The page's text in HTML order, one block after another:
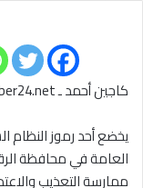
كاجين أحمد ـ xeber24.net
يخضع أحد رموز النظام
العامة في محافظة
ممارسة التعذيب